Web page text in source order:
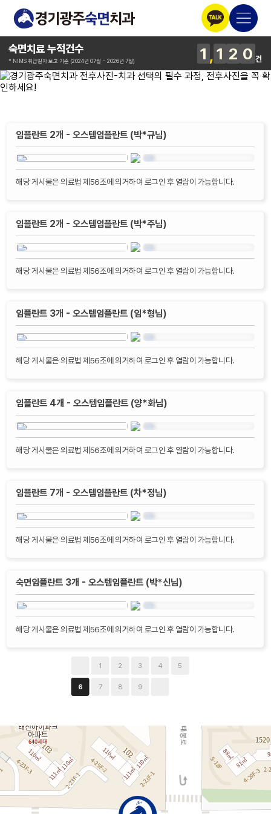
숙면치료 누적건수
* NIMS 취급일자 보고 기준 (2024년 07월 ~ 2026년 7월) 1 1 2 0 건
임플란트 2개 - 오스템임플란트 (박*규님)
해당 게시물은 의료법 제56조에 의거하여 로그인 후 열람이 가능합니다.
임플란트 2개 - 오스템임플란트 (박*주님)
해당 게시물은 의료법 제56조에 의거하여 로그인 후 열람이 가능합니다.
임플란트 3개 - 오스템임플란트 (임*형님)
해당 게시물은 의료법 제56조에 의거하여 로그인 후 열람이 가능합니다.
임플란트 4개 - 오스템임플란트 (양*화님)
해당 게시물은 의료법 제56조에 의거하여 로그인 후 열람이 가능합니다.
임플란트 7개 - 오스템임플란트 (차*정님)
해당 게시물은 의료법 제56조에 의거하여 로그인 후 열람이 가능합니다.
숙면임플란트 3개 - 오스템임플란트 (박*신님)
해당 게시물은 의료법 제56조에 의거하여 로그인 후 열람이 가능합니다.
1 2 3 4 5
6 7 8 9